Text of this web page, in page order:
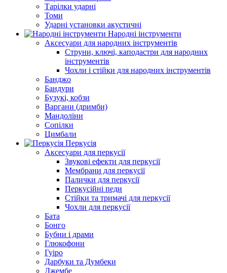
Тарілки ударні
Томи
Ударні установки акустичні
Народні інструменти
Аксесуари для народних інструментів
Струни, ключі, каподастри для народних
інструментів
Чохли і стійки для народних інструментів
Банджо
Бандури
Бузукі, кобзи
Варгани (дримби)
Мандоліни
Сопілки
Цимбали
Перкусія
Аксесуари для перкусії
Звукові ефекти для перкусії
Мембрани для перкусії
Палички для перкусії
Перкусійні педи
Стійки та тримачі для перкусії
Чохли для перкусії
Бата
Бонго
Бубни і драми
Глюкофони
Гуіро
Дарбуки та Думбеки
Джембе